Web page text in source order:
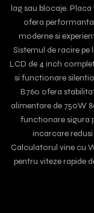
lag sau blocaje. Placa
ofera
moderne si
Sistemul de racire pe
LCD de 4 inch
si functionare
B760 ofera
alimentare de 750W
functionare sigura
incarcare redusi
Calculatorul vine cu
pentru viteze rapide